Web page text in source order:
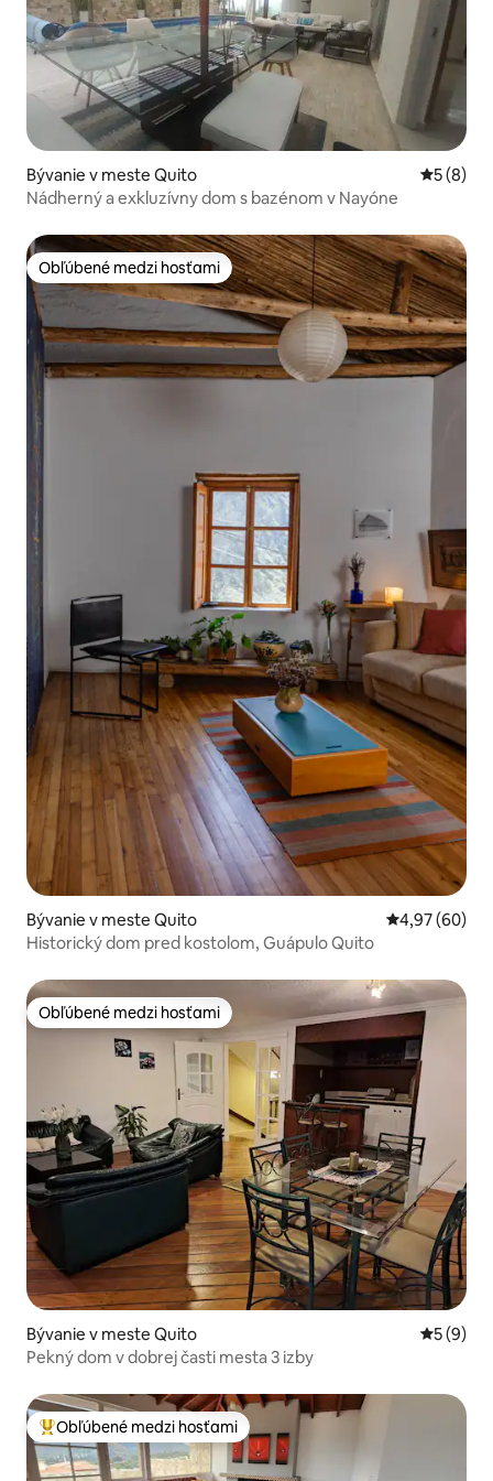
Bývanie v meste Quito
5 (8)
Nádherný a exkluzívny dom s bazénom v Nayóne
Obľúbené medzi hosťami
Obľúbené medzi hosťami
Bývanie v meste Quito Priemerné
4,97 (60)
Historický dom pred kostolom, Guápulo Quito
Obľúbené medzi hosťami
Obľúbené medzi hosťami
Bývanie v meste Quito
5 (9)
Pekný dom v dobrej časti mesta 3 izby
Najobľúbenejšie medzi hosťami
Obľúbené medzi hosťami